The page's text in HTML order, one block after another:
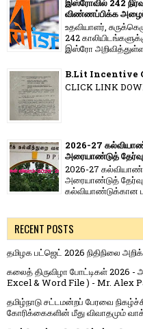
இஸ்ரோவில் 242
விண்ணப்பிக்க
உதவியாளர்,
242
இஸ்ரோ
B.Lit Incentive
CLICK LINK
2026-27
அரையாண்டுத் தேர்வு
2026-27
அரையாண்டுத் தேர்வு
கல்வியாண்டுக்கான
RECENT POSTS
தமிழக பட்ஜெட் 2026 நிதிநிலை
கலைத் திருவிழா போட்டிகள் 2026
Excel & Word File ) - Mr. Alex
தமிழ்நாடு சட்டமன்றப் பேரவை
கோரிக்கைகளின் மீது விவாதமும்